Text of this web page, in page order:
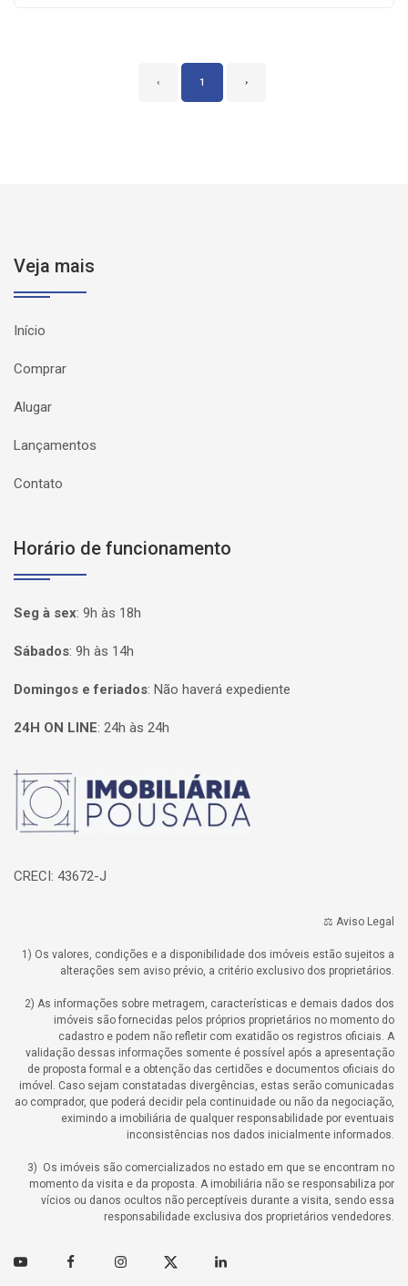
‹ 1 ›
Veja mais
Início
Comprar
Alugar
Lançamentos
Contato
Horário de funcionamento
Seg à sex: 9h às 18h
Sábados: 9h às 14h
Domingos e feriados: Não haverá expediente
24H ON LINE: 24h às 24h
Página inicial
CRECI: 43672-J
⚖️ Aviso Legal
1) Os valores, condições e a disponibilidade dos imóveis estão sujeitos a
alterações sem aviso prévio, a critério exclusivo dos proprietários.
2) As informações sobre metragem, características e demais dados dos
imóveis são fornecidas pelos próprios proprietários no momento do
cadastro e podem não refletir com exatidão os registros oficiais. A
validação dessas informações somente é possível após a apresentação
de proposta formal e a obtenção das certidões e documentos oficiais do
imóvel. Caso sejam constatadas divergências, estas serão comunicadas
ao comprador, que poderá decidir pela continuidade ou não da negociação,
eximindo a imobiliária de qualquer responsabilidade por eventuais
inconsistências nos dados inicialmente informados.
3) Os imóveis são comercializados no estado em que se encontram no
momento da visita e da proposta. A imobiliária não se responsabiliza por
vícios ou danos ocultos não perceptíveis durante a visita, sendo essa
responsabilidade exclusiva dos proprietários vendedores.
Youtube FacebookInstagramTwitter Linkedin